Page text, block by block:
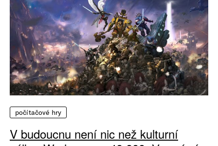
počítačové hry
V budoucnu není nic než kulturní